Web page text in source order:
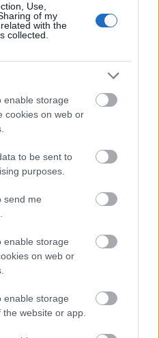
Use,
of my
with the
collected.
enable storage
cookies on web or
to be sent to
purposes.
send me
enable storage
on web or
enable storage
website or app.
ÜNNEPE
TETTE…” – VASÁRNAP
FEST